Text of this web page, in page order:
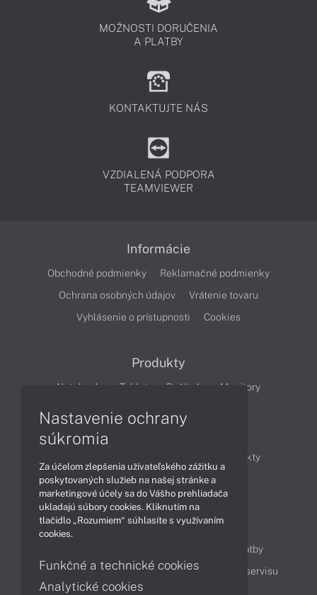
MOŽNOSTI DORUČENIA
A PLATBY
KONTAKTUJTE NÁS
VZDIALENÁ PODPORA
TEAMVIEWER
Informácie
Obchodné podmienky
Reklamačné podmienky
Ochrana osobných údajov
Vrátenie tovaru
Vyhlásenie o prístupnosti
Cookies
Produkty
Notebooky Tablety Počítače Monitory
Produkty
Technológie
Videá
Obsah
Možnosti doručenia a platby
Podpora a servis
Servisné služby Cenník servisu
Nastavenie ochrany
súkromia
Za účelom zlepšenia užívateľského zážitku a
poskytovaných služieb na našej stránke a
marketingové účely sa do Vášho prehliadača
ukladajú súbory cookies. Kliknutím na
tlačidlo „Rozumiem“ súhlasíte s využívaním
cookies.
Funkčné a technické cookies
Analytické cookies